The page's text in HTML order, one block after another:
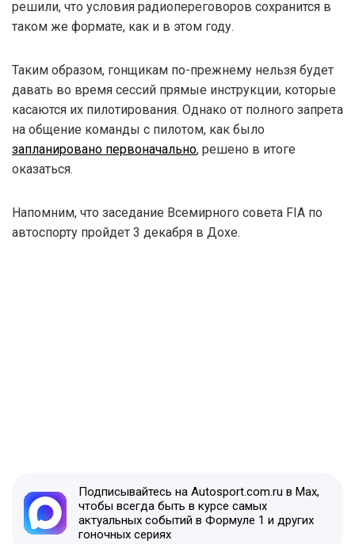
решили, что условия радиопереговоров сохранится в
таком же формате, как и в этом году.
Таким образом, гонщикам по-прежнему нельзя будет
давать во время сессий прямые инструкции, которые
касаются их пилотирования. Однако от полного запрета
на общение команды с пилотом, как было
запланировано первоначально, решено в итоге
оказаться.
Напомним, что заседание Всемирного совета FIA по
автоспорту пройдет 3 декабря в Дохе.
Подписывайтесь на Autosport.com.ru в Max,
чтобы всегда быть в курсе самых
актуальных событий в Формуле 1 и других
гоночных сериях